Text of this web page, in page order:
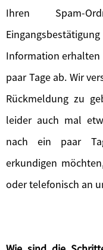
Ihren Spam-
Information erhalten
paar Tage ab. Wir
Rückmeldung zu
leider auch mal
nach ein paar
erkundigen
oder telefonisch an